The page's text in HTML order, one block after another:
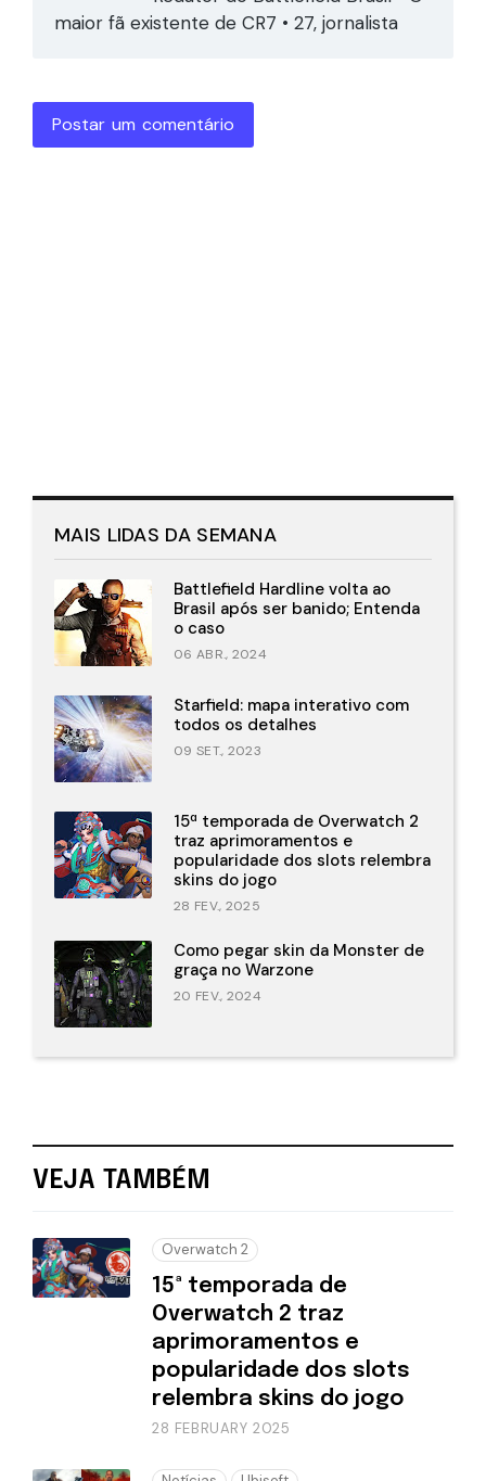
maior fã existente de CR7 • 27, jornalista
Postar um comentário
MAIS LIDAS DA SEMANA
Battlefield Hardline volta ao
Brasil após ser banido; Entenda
o caso
06 ABR., 2024
Starfield: mapa interativo com
todos os detalhes
09 SET., 2023
15ª temporada de Overwatch 2
traz aprimoramentos e
popularidade dos slots relembra
skins do jogo
28 FEV., 2025
Como pegar skin da Monster de
graça no Warzone
20 FEV., 2024
VEJA TAMBÉM
Overwatch 2
15ª temporada de
Overwatch 2 traz
aprimoramentos e
popularidade dos slots
relembra skins do jogo
28 FEBRUARY 2025